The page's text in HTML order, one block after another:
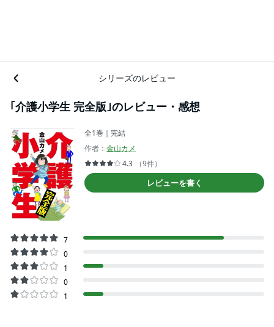
シリーズのレビュー
｢介護小学生 完全版｣のレビュー・感想
全1巻｜完結
作者： 金山カメ
4.3
（9件）
レビューを書く
7
0
1
0
1